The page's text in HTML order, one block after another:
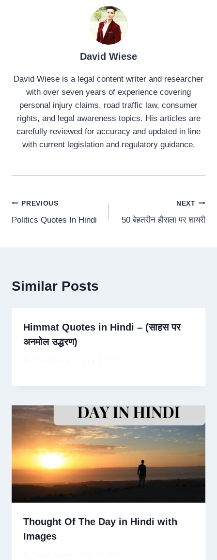
David Wiese
David Wiese is a legal content writer and researcher
with over seven years of experience covering
personal injury claims, road traffic law, consumer
rights, and legal awareness topics. His articles are
carefully reviewed for accuracy and updated in line
with current legislation and regulatory guidance.
Post
navigation
PREVIOUS
Politics Quotes In Hindi
NEXT
50 बेहतरीन हौसला पर शायरी
Similar Posts
Himmat Quotes in Hindi – (साहस पर
अनमोल उद्धरण)
Thought Of The Day in Hindi with
Images